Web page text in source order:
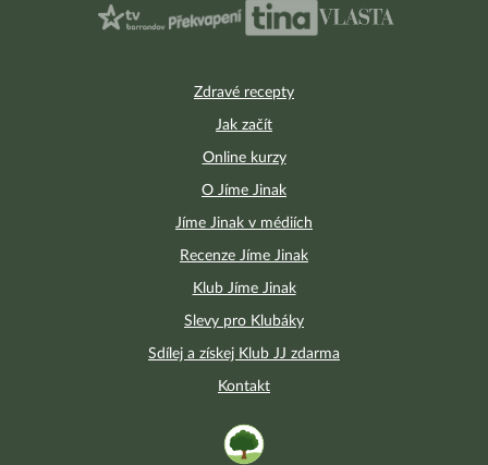
Zdravé recepty
Jak začít
Online kurzy
O Jíme Jinak
Jíme Jinak v médiích
Recenze Jíme Jinak
Klub Jíme Jinak
Slevy pro Klubáky
Sdílej a získej Klub JJ zdarma
Kontakt